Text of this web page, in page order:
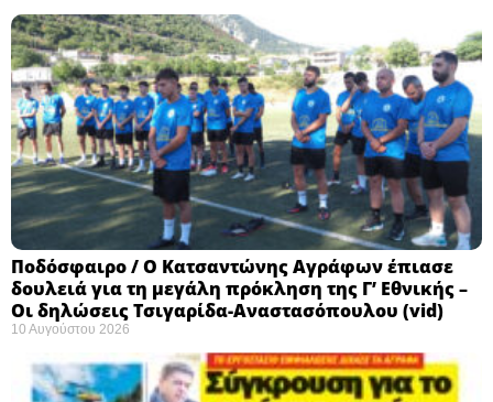
Ποδόσφαιρο / Ο Κατσαντώνης Αγράφων έπιασε
δουλειά για τη μεγάλη πρόκληση της Γ’ Εθνικής –
Οι δηλώσεις Τσιγαρίδα-Αναστασόπουλου (vid)
10 Αυγούστου 2026